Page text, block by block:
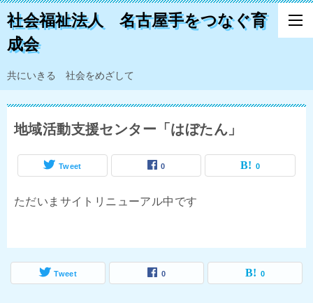
社会福祉法人 名古屋手をつなぐ育
成会
共にいきる 社会をめざして
地域活動支援センター「はぼたん」
Tweet 0 0
ただいまサイトリニューアル中です
Tweet 0 0